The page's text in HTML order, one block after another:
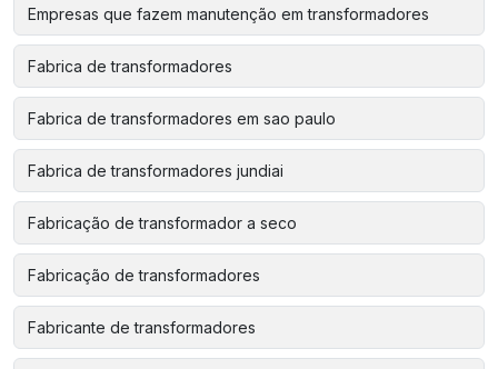
Empresas que fazem manutenção em transformadores
Fabrica de transformadores
Fabrica de transformadores em sao paulo
Fabrica de transformadores jundiai
Fabricação de transformador a seco
Fabricação de transformadores
Fabricante de transformadores